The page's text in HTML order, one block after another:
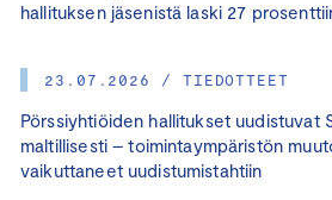
hallituksen jäsenistä laski 27
23.07.2026 / TIEDOTTEET
Pörssiyhtiöiden hallitukset uudistuvat
maltillisesti – toimintaympäristön
vaikuttaneet uudistumistahtiin